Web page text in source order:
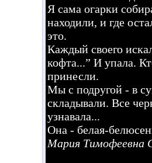
Я сама огарки
находили, и где
это.
Каждый своего
кофта...” И упала.
принесли.
Мы с подругой - в
складывали. Все
узнавала...
Она - белая-
Мария Тимофеевна